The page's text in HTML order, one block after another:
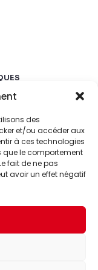
des
et/ou accéder aux
à ces technologies
que le comportement
fait de ne pas
avoir un effet négatif